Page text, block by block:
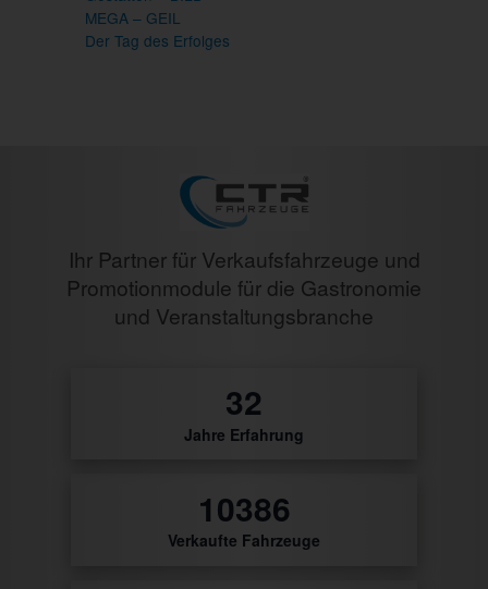
MEGA – GEIL
Der Tag des Erfolges
Ihr Partner für Verkaufsfahrzeuge und
Promotionmodule für die Gastronomie
und Veranstaltungsbranche
0
Jahre Erfahrung
29
Verkaufte Fahrzeuge